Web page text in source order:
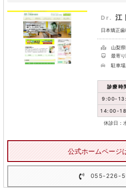
Dr. 江
日本矯正
山梨
最寄
駐車場
診療時
9:00-
14:00-
休診日：
公式ホームページ
055-226-